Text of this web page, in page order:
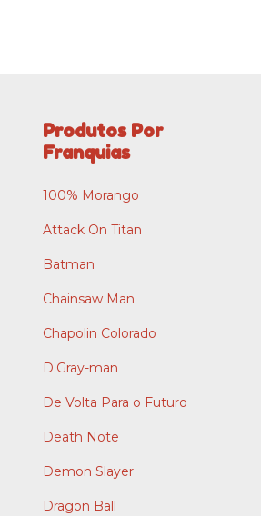
Produtos Por
Franquias
100% Morango
Attack On Titan
Batman
Chainsaw Man
Chapolin Colorado
D.Gray-man
De Volta Para o Futuro
Death Note
Demon Slayer
Dragon Ball